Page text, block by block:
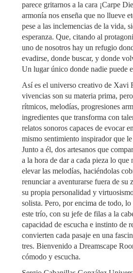
parece gritarnos a la cara ¡Carpe
armonía nos enseña que no llueve
pese a las inclemencias de la vida,
esperanza. Que, citando al
uno de nosotros hay un refugio
evadirse, donde buscar, y donde
Un lugar único donde nadie puede
Así es el universo creativo de Xavi
vivencias son su materia prima,
rítmicos, melodías, progresiones
ingredientes que transforma con
relatos sonoros capaces de evocar
mismo sentimiento inspirador que
Junto a él, dos artesanos que
a la hora de dar a cada pieza lo que
elevar las melodías, haciéndolas
renunciar a aventurarse fuera de su
su propia personalidad y
solista. Pero, por encima de todo, lo
este trío, con su jefe de filas a la
capacidad de escucha e instinto de
convierten cada pasaje en una
tres. Bienvenido a Dreamscape
cómodo y escucha.